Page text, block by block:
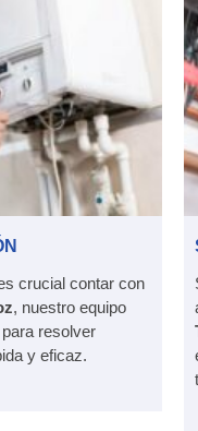
crucial contar con
, nuestro equipo
resolver
y eficaz.